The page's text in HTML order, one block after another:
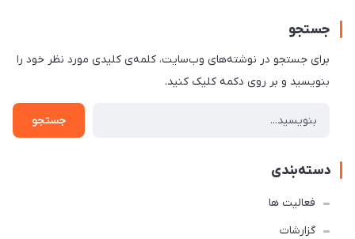
جستجو
برای جستجو در نوشته‌های وب‌سایت، کلمه‌ی کلیدی مورد نظر خود را
بنویسید و بر روی دکمه کلیک کنید.
جستجو
دسته‌بندی
فعالیت ها
گزارشات